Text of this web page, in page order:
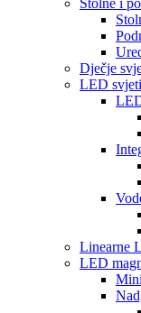
Stolne i
Dječje
LED
Linearne
LED